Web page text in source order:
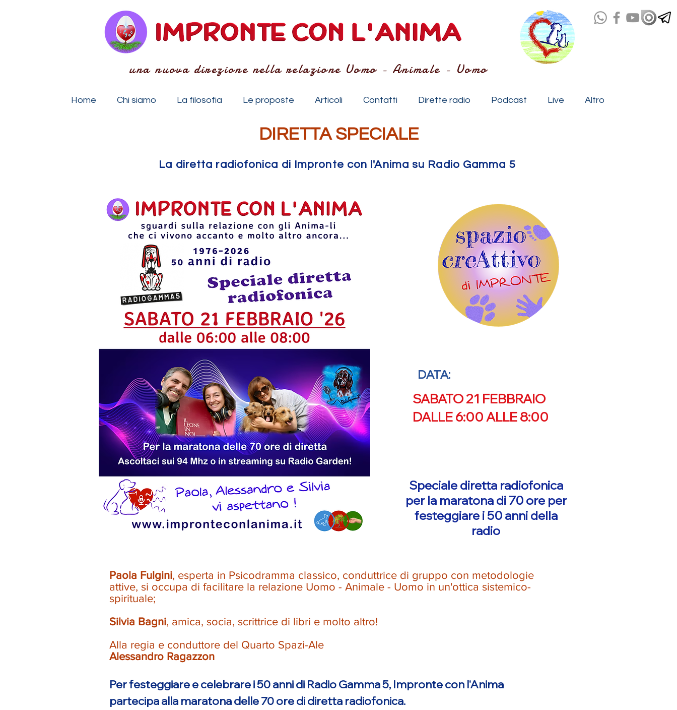
una nuova direzione nella relazione Uomo - Animale - Uomo
Home Chi siamo La filosofia Le proposte Articoli Contatti Dirette radio Podcast Live Altro
DIRETTA SPECIALE
La diretta radiofonica di Impronte con l'Anima su Radio Gamma 5
DATA:
SABATO 21 FEBBRAIO
DALLE 6:00 ALLE 8:00
Speciale diretta radiofonica
per la maratona di 70 ore per
festeggiare i 50 anni della
radio
Paola Fulgini, esperta in Psicodramma classico, conduttrice di gruppo con metodologie
attive, si occupa di facilitare la relazione Uomo - Animale - Uomo in un'ottica sistemico-
spirituale;
Silvia Bagni, amica, socia, scrittrice di libri e molto altro!
Alla regia e conduttore del Quarto Spazi-Ale
Alessandro Ragazzon
Per festeggiare e celebrare i 50 anni di Radio Gamma 5, Impronte con l'Anima
partecipa alla maratona delle 70 ore di diretta radiofonica.